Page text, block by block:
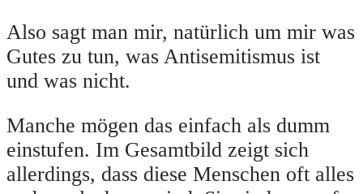
Also sagt man mir, natürlich um mir was
Gutes zu tun, was Antisemitismus ist
und was nicht.
Manche mögen das einfach als dumm
einstufen. Im Gesamtbild zeigt sich
allerdings, dass diese Menschen oft alles